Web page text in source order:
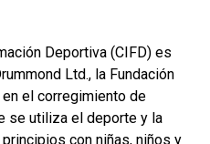
Deportiva (CIFD) es
Ltd., la Fundación
el corregimiento de
se utiliza el deporte y la
con niñas, niños y